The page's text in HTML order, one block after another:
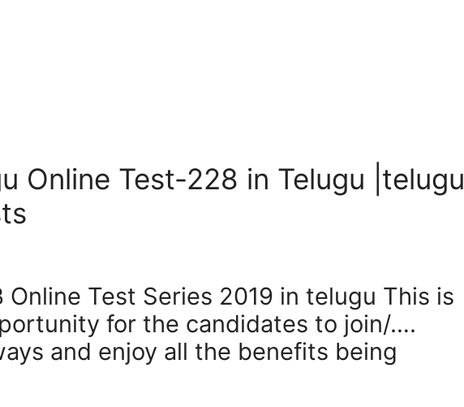
Online Test-228 in Telugu |telugu
Online Test Series 2019 in telugu This is
for the candidates to join/….
and enjoy all the benefits being